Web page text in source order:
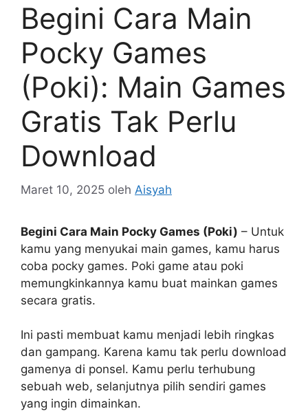
Begini Cara Main
Pocky Games
(Poki): Main Games
Gratis Tak Perlu
Download
Maret 10, 2025 oleh Aisyah
Begini Cara Main Pocky Games (Poki) – Untuk
kamu yang menyukai main games, kamu harus
coba pocky games. Poki game atau poki
memungkinkannya kamu buat mainkan games
secara gratis.
Ini pasti membuat kamu menjadi lebih ringkas
dan gampang. Karena kamu tak perlu download
gamenya di ponsel. Kamu perlu terhubung
sebuah web, selanjutnya pilih sendiri games
yang ingin dimainkan.